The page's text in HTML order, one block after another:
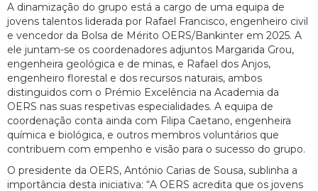
A dinamização do grupo está a cargo de uma equipa de
jovens talentos liderada por Rafael Francisco, engenheiro civil
e vencedor da Bolsa de Mérito OERS/Bankinter em 2025. A
ele juntam-se os coordenadores adjuntos Margarida Grou,
engenheira geológica e de minas, e Rafael dos Anjos,
engenheiro florestal e dos recursos naturais, ambos
distinguidos com o Prémio Excelência na Academia da
OERS nas suas respetivas especialidades. A equipa de
coordenação conta ainda com Filipa Caetano, engenheira
química e biológica, e outros membros voluntários que
contribuem com empenho e visão para o sucesso do grupo.
O presidente da OERS, António Carias de Sousa, sublinha a
importância desta iniciativa: “A OERS acredita que os jovens